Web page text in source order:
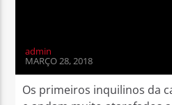
admin
MARÇO 28, 2018
Os primeiros inquilinos da